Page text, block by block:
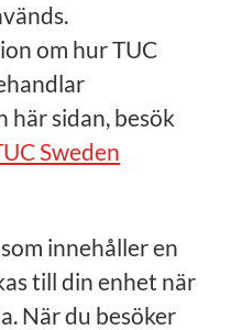
om hur TUC
här sidan, besök
Sweden
innehåller en
till din enhet när
När du besöker